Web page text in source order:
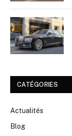
CATÉGORIES
Actualités
Blog